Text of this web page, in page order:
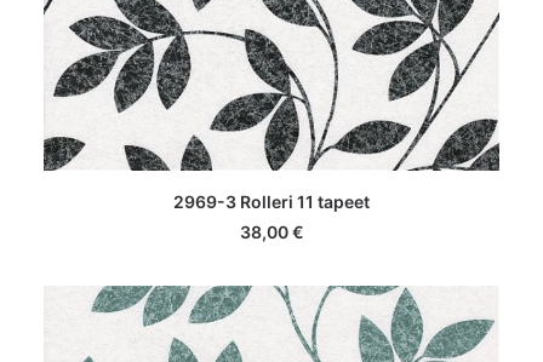
LISA KORVI
2969-3 Rolleri 11 tapeet
38,00€